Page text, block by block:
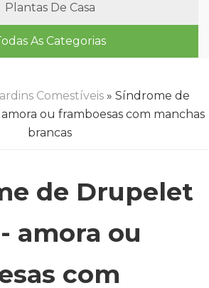
Plantas De Casa
As Categorias
Comestíveis » Síndrome de
ou framboesas com manchas
brancas
de Drupelet
amora ou
com